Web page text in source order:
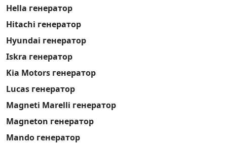
Hella генератор
Hitachi генератор
Hyundai генератор
Iskra генератор
Kia Motors генератор
Lucas генератор
Magneti Marelli генератор
Magneton генератор
Mando генератор